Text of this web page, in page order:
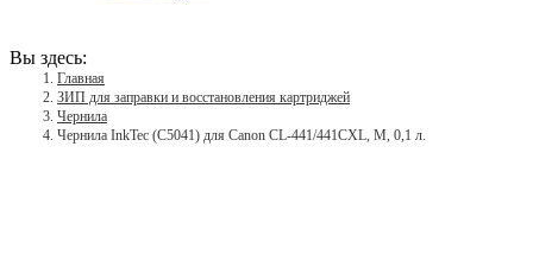
Вы здесь:
Главная
ЗИП для заправки и восстановления картриджей
Чернила
Чернила InkTec (C5041) для Canon CL-441/441CXL, M, 0,1 л.